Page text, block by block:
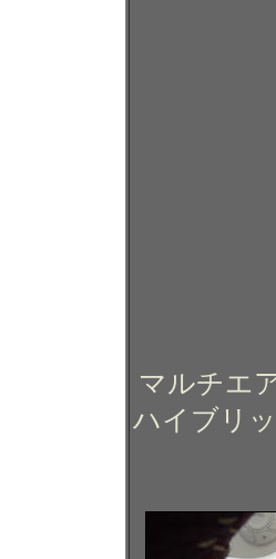
マルチエ
ハイブリ